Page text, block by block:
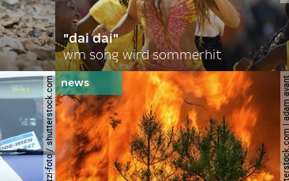
"dai dai"
wm song wird sommerhit
© spitzi-foto / shutterstock.com ©